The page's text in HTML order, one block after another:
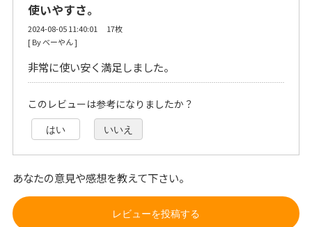
使いやすさ。
2024-08-05 11:40:01 17枚
[ By べーやん ]
非常に使い安く満足しました。
このレビューは参考になりましたか？
はい いいえ
あなたの意見や感想を教えて下さい。
レビューを投稿する